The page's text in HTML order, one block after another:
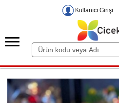
Kullanıcı Girişi